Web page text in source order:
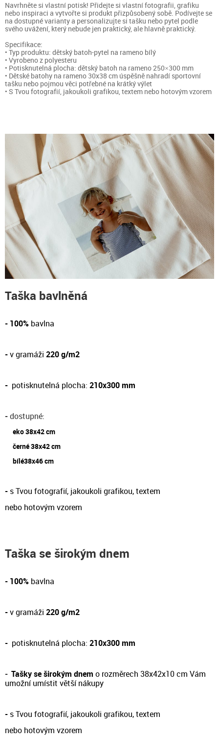
Navrhněte si vlastní potisk! Přidejte si vlastní fotografii, grafiku
nebo inspiraci a vytvořte si produkt přizpůsobený sobě. Podívejte se
na dostupné varianty a personalizujte si tašku nebo pytel podle
svého uvážení, který nebude jen praktický, ale hlavně praktický.
Specifikace:
• Typ produktu: dětský batoh-pytel na rameno bílý
• Vyrobeno z polyesteru
• Potisknutelná plocha: dětský batoh na rameno 250×300 mm
• Dětské batohy na rameno 30x38 cm úspěšně nahradí sportovní
tašku nebo pojmou věci potřebné na krátký výlet
• S Tvou fotografií, jakoukoli grafikou, textem nebo hotovým vzorem
Taška bavlněná
- 100% bavlna
-v gramáži 220 g/m2
- potisknutelná plocha: 210x300 mm
-dostupné:
eko 38x42 cm
černé 38x42 cm
bílé38x46 cm
- s Tvou fotografií, jakoukoli grafikou, textem
nebo hotovým vzorem
Taška se širokým dnem
- 100% bavlna
-v gramáži 220 g/m2
- potisknutelná plocha: 210x300 mm
- Tašky se širokým dnem o rozměrech 38x42x10 cm Vám
umožní umístit větší nákupy
- s Tvou fotografií, jakoukoli grafikou, textem
nebo hotovým vzorem